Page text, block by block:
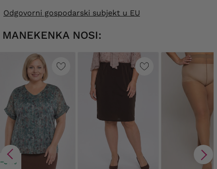
Odgovorni gospodarski subjekt u EU
MANEKENKA NOSI:
−31%